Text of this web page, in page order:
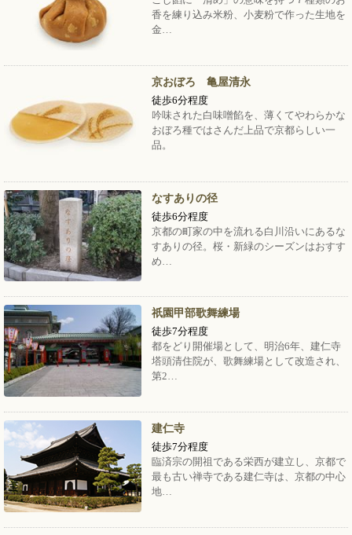
香を練り込み米粉、小麦粉で作った生地を
金…
京おぼろ 亀屋清永
徒歩6分程度
吟味された白味噌餡を、薄くてやわらかな
おぼろ種ではさんだ上品で京都らしい一
品。
なすありの径
徒歩6分程度
京都の町家の中を流れる白川沿いにあるな
すありの径。桜・新緑のシーズンはおすす
め…
祇園甲部歌舞練場
徒歩7分程度
都をどり開催場として、明治6年、建仁寺
塔頭清住院が、歌舞練場として改造され、
第2…
建仁寺
徒歩7分程度
臨済宗の開祖である栄西が建立し、京都で
最も古い禅寺である建仁寺は、京都の中心
地…